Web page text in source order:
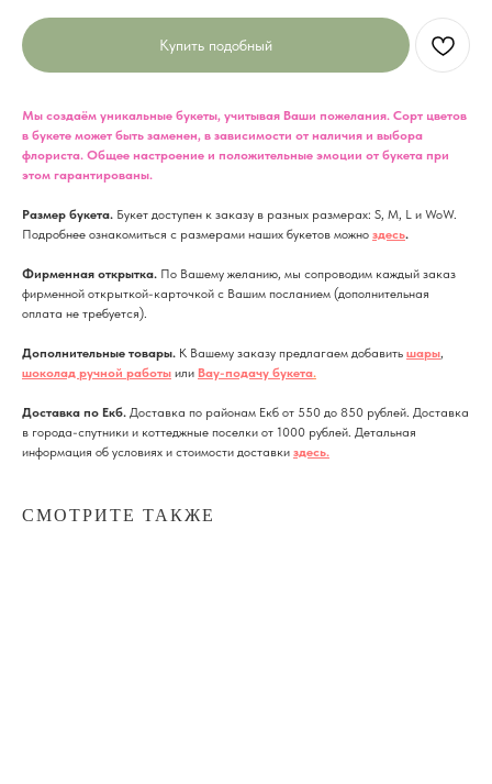
Купить подобный
Мы создаём уникальные букеты, учитывая Ваши пожелания. Сорт цветов
в букете может быть заменен, в зависимости от наличия и выбора
флориста. Общее настроение и положительные эмоции от букета при
этом гарантированы.
Размер букета. Букет доступен к заказу в разных размерах: S, M, L и WoW.
Подробнее ознакомиться с размерами наших букетов можно здесь.
Фирменная открытка. По Вашему желанию, мы сопроводим каждый заказ
фирменной открыткой-карточкой с Вашим посланием (дополнительная
оплата не требуется).
Дополнительные товары. К Вашему заказу предлагаем добавить шары,
шоколад ручной работы или Вау-подачу букета.
Доставка по Екб. Доставка по районам Екб от 550 до 850 рублей. Доставка
в города-спутники и коттеджные поселки от 1000 рублей. Детальная
информация об условиях и стоимости доставки здесь.
СМОТРИТЕ ТАКЖЕ